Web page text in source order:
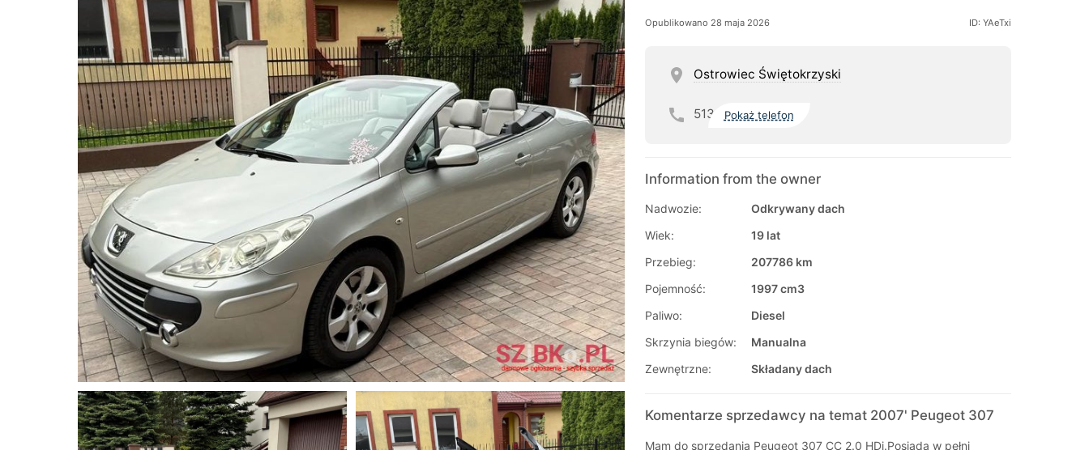
Opublikowano 28 maja 2026 ID: YAeTxi
Ostrowiec Świętokrzyski
513 Pokaż telefon
Information from the owner
Nadwozie:
Odkrywany dach
Wiek:
19 lat
Przebieg:
207786 km
Pojemność:
1997 cm3
Paliwo:
Diesel
Skrzynia biegów:
Manualna
Zewnętrzne:
Składany dach
Komentarze sprzedawcy na temat 2007' Peugeot 307
Mam do sprzedania Peugeot 307 CC 2.0 HDi.Posiada w pełni